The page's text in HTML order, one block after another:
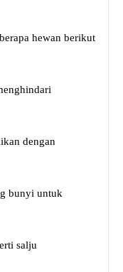
hewan berikut
dengan
bunyi untuk
salju